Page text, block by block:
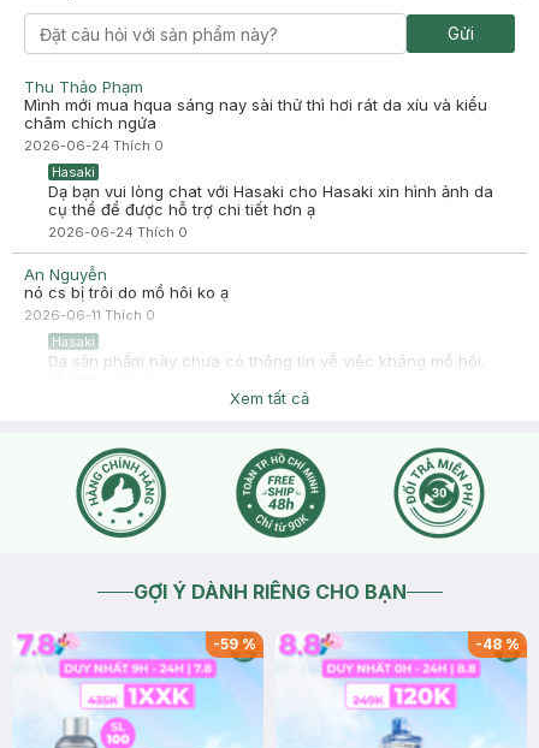
Hasaki -2025-05-03
Hasaki xin chào! Hasaki cảm ơn nguyễn thị thảo trang đã
dành thời gian đánh giá. Sự hài lòng của khách hàng là động
lực to lớn để Hasaki ngày càng phát triển hơn nữa về chất
lượng dịch vụ. Cảm ơn bạn đã tin tưởng và mua sắm tại
Hasaki!
Gửi
Thu Thảo Phạm
Mình mới mua hqua sáng nay sài thử thì hơi rát da xíu và kiểu
châm chích ngứa
2026-06-24 Thích 0
Hasaki
Dạ bạn vui lòng chat với Hasaki cho Hasaki xin hình ảnh da
cụ thể để được hỗ trợ chi tiết hơn ạ
2026-06-24 Thích 0
An Nguyễn
nó cs bị trôi do mồ hôi ko ạ
2026-06-11 Thích 0
Hasaki
Dạ sản phẩm này chưa có thông tin về việc kháng mồ hôi,
Xem tất cả
GỢI Ý DÀNH RIÊNG CHO BẠN
-59% -48%